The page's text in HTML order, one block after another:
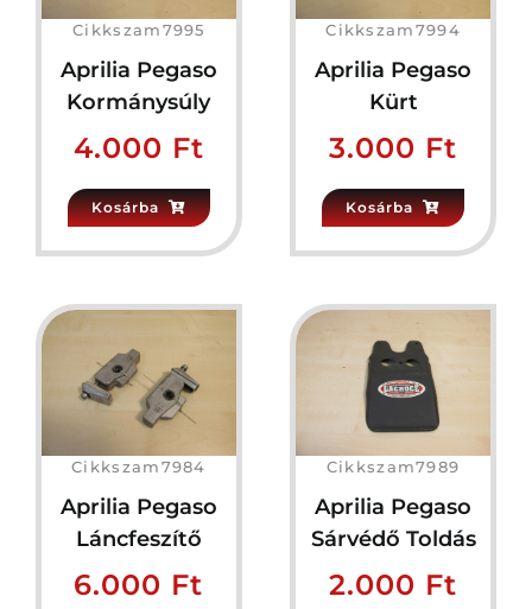
Cikkszam7995
Aprilia Pegaso
Kormánysúly
4.000 Ft
Kosárba
Cikkszam7994
Aprilia Pegaso
Kürt
3.000 Ft
Kosárba
Cikkszam7984
Aprilia Pegaso
Láncfeszítő
6.000 Ft
Cikkszam7989
Aprilia Pegaso
Sárvédő Toldás
2.000 Ft